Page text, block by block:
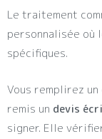
Le traitement
personnalisée où
spécifiques.
Vous remplirez un
remis un devis
signer. Elle